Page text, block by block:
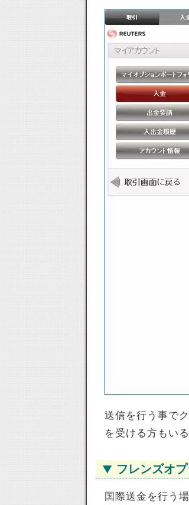
送信を行う事で
を受ける方もい
フレンズオ
国際送金を行う